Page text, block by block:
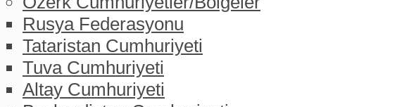
Rusya Federasyonu
Tataristan Cumhuriyeti
Tuva Cumhuriyeti
Altay Cumhuriyeti